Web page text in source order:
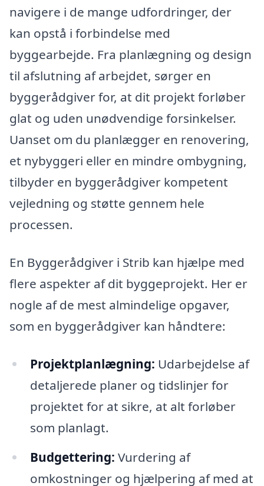
navigere i de mange udfordringer, der
kan opstå i forbindelse med
byggearbejde. Fra planlægning og design
til afslutning af arbejdet, sørger en
byggerådgiver for, at dit projekt forløber
glat og uden unødvendige forsinkelser.
Uanset om du planlægger en renovering,
et nybyggeri eller en mindre ombygning,
tilbyder en byggerådgiver kompetent
vejledning og støtte gennem hele
processen.
En Byggerådgiver i Strib kan hjælpe med
flere aspekter af dit byggeprojekt. Her er
nogle af de mest almindelige opgaver,
som en byggerådgiver kan håndtere:
Projektplanlægning: Udarbejdelse af
detaljerede planer og tidslinjer for
projektet for at sikre, at alt forløber
som planlagt.
Budgettering: Vurdering af
omkostninger og hjælpering af med at